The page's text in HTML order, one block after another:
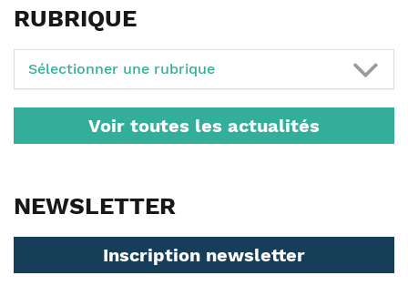
RUBRIQUE
Sélectionner une rubrique
Voir toutes les actualités
NEWSLETTER
Inscription newsletter